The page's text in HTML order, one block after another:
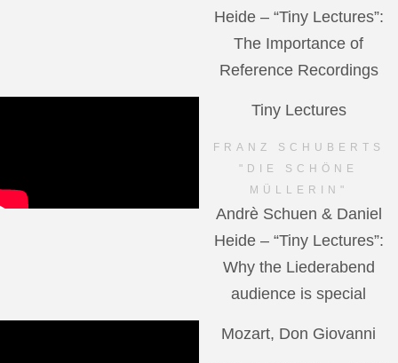
Heide – “Tiny Lectures”:
The Importance of
Reference Recordings
Tiny Lectures
FRANZ SCHUBERTS
"DIE SCHÖNE
MÜLLERIN"
Andrè Schuen & Daniel
Heide – “Tiny Lectures”:
Why the Liederabend
audience is special
Mozart, Don Giovanni